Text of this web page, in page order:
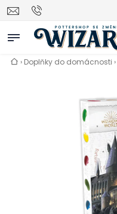
Vyhledávání
› Doplňky do domácnosti ›